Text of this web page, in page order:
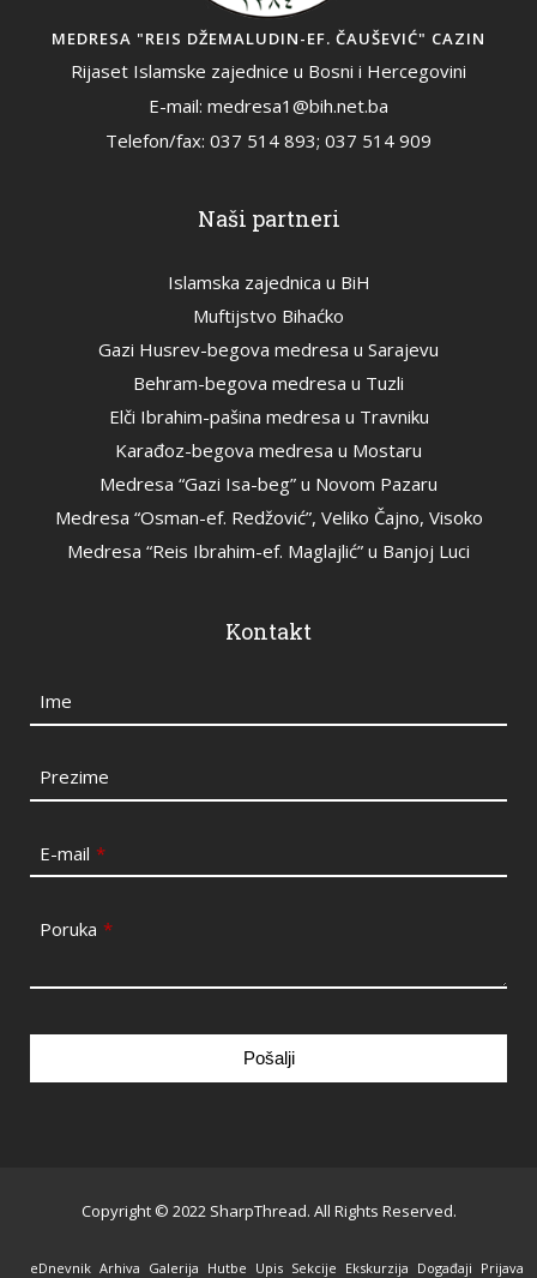
MEDRESA "REIS DŽEMALUDIN-EF. ČAUŠEVIĆ" CAZIN
Rijaset Islamske zajednice u Bosni i Hercegovini
E-mail: medresa1@bih.net.ba
Telefon/fax: 037 514 893; 037 514 909
Naši partneri
Islamska zajednica u BiH
Muftijstvo Bihaćko
Gazi Husrev-begova medresa u Sarajevu
Behram-begova medresa u Tuzli
Elči Ibrahim-pašina medresa u Travniku
Karađoz-begova medresa u Mostaru
Medresa “Gazi Isa-beg” u Novom Pazaru
Medresa “Osman-ef. Redžović”, Veliko Čajno, Visoko
Medresa “Reis Ibrahim-ef. Maglajlić” u Banjoj Luci
Kontakt
Ime
Prezime
E-mail *
Poruka *
Pošalji
blank
Copyright © 2022 SharpThread. All Rights Reserved.
eDnevnik Arhiva Galerija Hutbe Upis Sekcije Ekskurzija Događaji Prijava